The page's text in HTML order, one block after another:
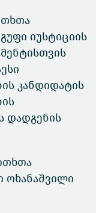
იუსტიციის
კანდიდატის
დადგენის
ოხანაშვილი